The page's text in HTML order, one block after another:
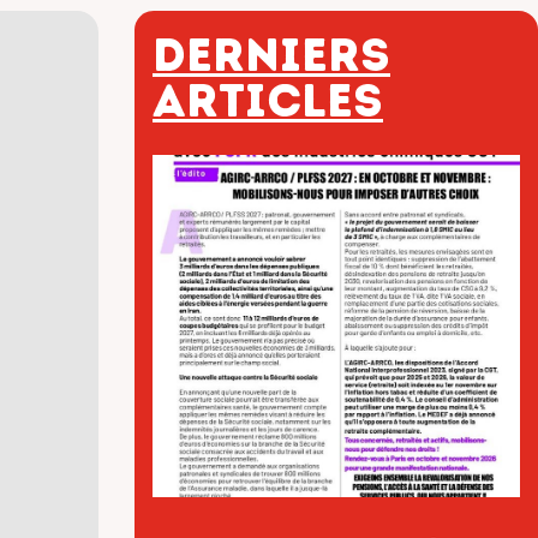
Derniers
articles